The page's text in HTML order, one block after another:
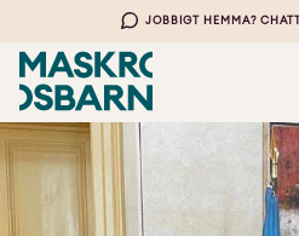
JOBBIGT HEMMA?